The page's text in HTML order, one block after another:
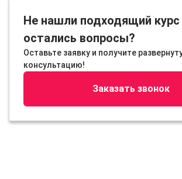
Не нашли подходящий курс
остались вопросы?
Оставьте заявку и получите
консультацию!
Заказать звонок